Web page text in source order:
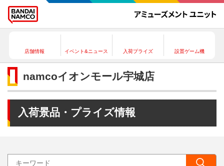
店舗情報 イベント&ニュース 入荷プライズ 設置ゲーム機
namcoイオンモール宇城店
入荷景品・プライズ情報